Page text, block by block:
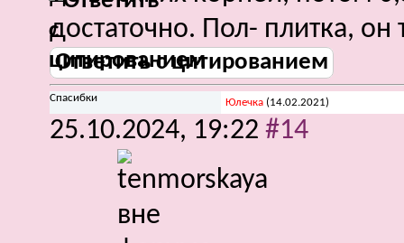
достаточно. Пол- плитка, он
Ответить с цитированием
Спасибки Юлечка (14.02.2021)
25.10.2024, 19:22 #14